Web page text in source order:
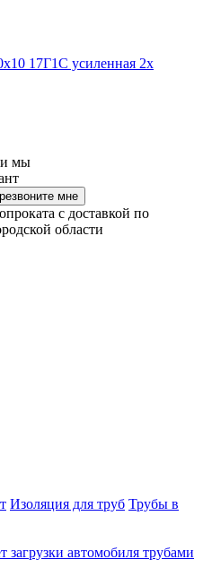
17Г1С усиленная 2х
и мы
мне
с доставкой по
области
Изоляция для труб Трубы в
загрузки автомобиля трубами